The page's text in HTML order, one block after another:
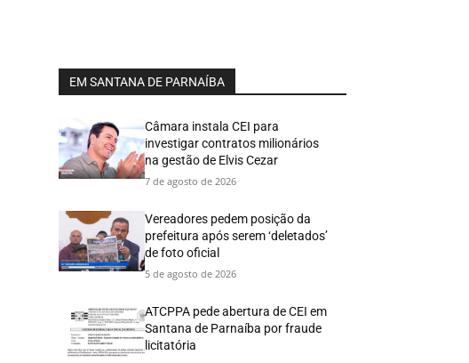
EM SANTANA DE PARNAÍBA
Câmara instala CEI para
investigar contratos milionários
na gestão de Elvis Cezar
7 de agosto de 2026
Vereadores pedem posição da
prefeitura após serem ‘deletados’
de foto oficial
5 de agosto de 2026
ATCPPA pede abertura de CEI em
Santana de Parnaíba por fraude
licitatória